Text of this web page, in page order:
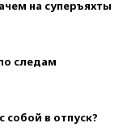
на суперъяхты
следам
в отпуск?